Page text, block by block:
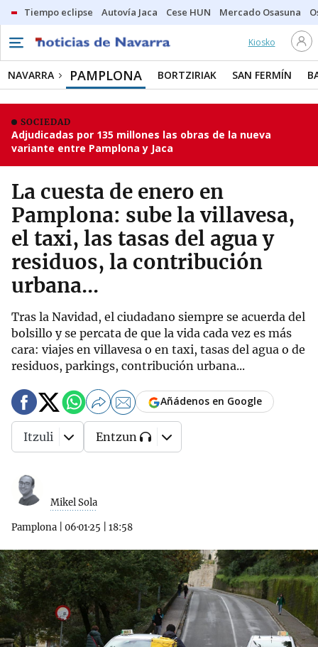
Tiempo eclipse Autovía Jaca Cese HUN Mercado Osasuna
Kiosko
NAVARRA PAMPLONA BORTZIRIAK SAN FERMÍN
SOCIEDAD
Adjudicadas por 135 millones las obras de la nueva
variante entre Pamplona y Jaca
La cuesta de enero en
Pamplona: sube la villavesa,
el taxi, las tasas del agua y
residuos, la contribución
urbana...
Tras la Navidad, el ciudadano siempre se acuerda del
bolsillo y se percata de que la vida cada vez es más
cara: viajes en villavesa o en taxi, tasas del agua o de
residuos, parkings, contribución urbana...
Mikel Sola
Pamplona 06·01·25 18:58
Añádenos en Google
Itzuli Entzun